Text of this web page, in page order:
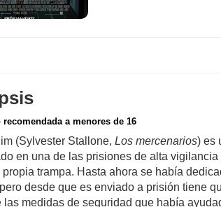
recomendada a menores de 16
(Sylvester Stallone, Los mercenarios) es
en una de las prisiones de alta
propia trampa. Hasta ahora se había
desde que es enviado a prisión tiene
las medidas de seguridad que había